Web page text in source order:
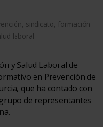
, sindicato, formación
laboral
y Salud Laboral de
en Prevención de
que ha contado con
de representantes